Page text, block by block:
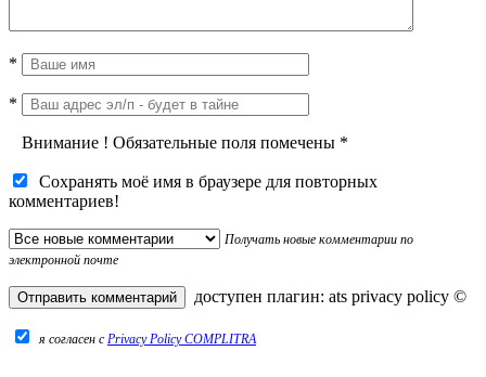
*
*
Внимание ! Обязательные поля помечены *
Сохранять моё имя в браузере для повторных
комментариев!
Получать новые комментарии по
электронной почте
доступен плагин: ats privacy policy ©
я согласен cPrivacy Policy COMPLITRA